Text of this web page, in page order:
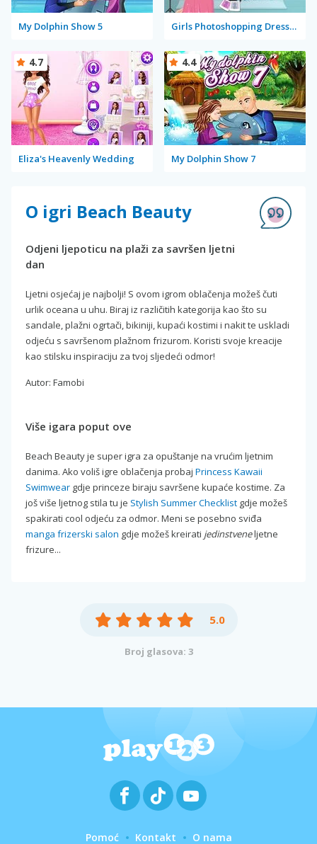
My Dolphin Show 5 Girls Photoshopping Dressup
Eliza's Heavenly Wedding
4.7
My Dolphin Show 7
4.4
O igri Beach Beauty
Odjeni ljepoticu na plaži za savršen ljetni
dan
Ljetni osjećaj je najbolji! S ovom igrom oblačenja možeš čuti
urlik oceana u uhu. Biraj iz različitih kategorija kao što su
sandale, plažni ogrtači, bikiniji, kupaći kostimi i nakit te uskladi
odjeću s savršenom plažnom frizurom. Koristi svoje kreacije
kao stilsku inspiraciju za tvoj sljedeći odmor!
Autor: Famobi
Više igara poput ove
Beach Beauty je super igra za opuštanje na vrućim ljetnim
danima. Ako voliš igre oblačenja probaj Princess Kawaii
Swimwear gdje princeze biraju savršene kupaće kostime. Za
još više ljetnog stila tu je Stylish Summer Checklist gdje možeš
spakirati cool odjeću za odmor. Meni se posebno sviđa
manga frizerski salon gdje možeš kreirati jedinstveneljetne
frizure...
5.0
Broj glasova: 3
Pomoć Kontakt O nama